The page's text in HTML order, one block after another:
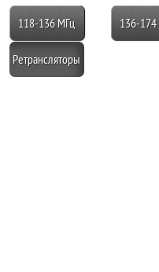
118-136 МГц 136-
Ретрансляторы